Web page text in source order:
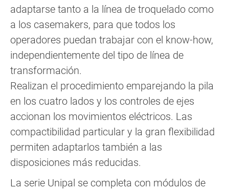
adaptarse tanto a la línea de troquelado como
a los casemakers, para que todos los
operadores puedan trabajar con el know-how,
independientemente del tipo de línea de
transformación.
Realizan el procedimiento emparejando la pila
en los cuatro lados y los controles de ejes
accionan los movimientos eléctricos. Las
compactibilidad particular y la gran flexibilidad
permiten adaptarlos también a las
disposiciones más reducidas.
La serie Unipal se completa con módulos de